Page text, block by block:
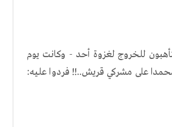
يثرب (من بني القيطون) رأى المسلمين سنة 2 هجرية يتأهبون للخروج لغزوة أحد - وكانت يوم
على مشركي قريش..!! فردوا عليه: